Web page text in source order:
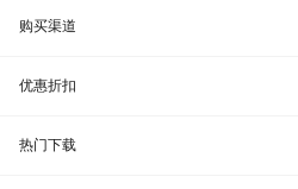
远程协助
报告漏洞
网站地图
贝锐蒲公英 · 异地组网
贝锐花生壳 · 动态域名
贝锐洋葱头 · 协作无间
贝锐向日葵硬件
贝锐蒲公英硬件
贝锐花生壳硬件
购买渠道
天猫旗舰店
京东旗舰店
优惠折扣
兑换码通道
热门下载